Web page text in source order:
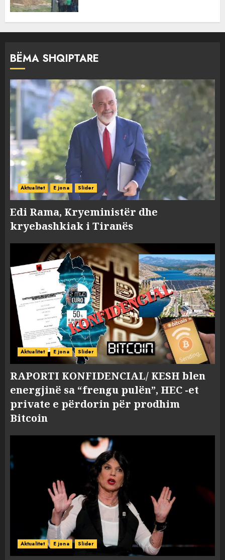
BËMA SHQIPTARE
Aktualitet E jona Slider
Edi Rama, Kryeministër dhe
kryebashkiak i Tiranës
Aktualitet E jona Slider
RAPORTI KONFIDENCIAL/ KESH blen
energjinë sa “frengu pulën”, HEC -et
private e përdorin për prodhim
Bitcoin
Aktualitet E jona Slider